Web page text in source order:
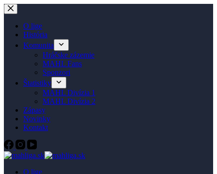
Skip
to
contentO lige
História
Komunita
Hráčske zázemie
MAHL Fans
Sponzori
Štatistiky
MAHL Divízia 1
MAHL Divízia 2
Zápasy
Novinky
Kontakt
O lige